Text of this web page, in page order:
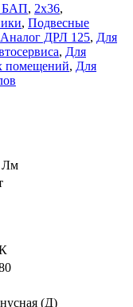
БАП, 2x36,
, Подвесные
Аналог ДРЛ 125, Для
, Для
помещений, Для
Лм
(Д)